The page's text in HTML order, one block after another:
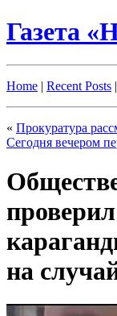
Газета
Home | Recent Posts |
« Прокуратура
Сегодня вечером
на